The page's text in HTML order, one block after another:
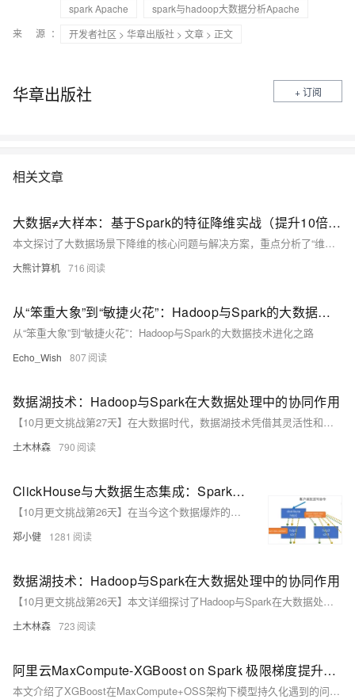
spark Apache
spark与hadoop大数据分析Apache
来 源：
开发者社区 > 华章出版社 > 文章 > 正文
华章出版社 + 订阅
相关文章
大数据≠大样本：基于Spark的特征降维实战（提升10倍训练效率）
本文探讨了大数据场景下降维的核心问题与解决方案，重点分析了“维度灾难”对模型性能的影响及特征冗余的陷阱。通过数学证明与实际案例，揭示高维空间中样本稀疏性问题，并提出基于Spark的分布式降维技术选型与优化策略。文章详细展示了PCA在亿级用户画像中的应用，包括数据准备、核心实现与效果评估，同时深入探讨了协方差矩阵计算与特征值分解的并行优化方法。此外，还介绍了动态维度调整、非线性特征处理及降维与其他AI技术的协同效应，为生产环境提供了最佳实践指南。最终总结出降维的本质与工程实践原则，展望未来发展方向。
大熊计算机 716
从“笨重大象”到“敏捷火花”：Hadoop与Spark的大数据技术进化之路
从“笨重大象”到“敏捷火花”：Hadoop与Spark的大数据技术进化之路
Echo_Wish 807
数据湖技术：Hadoop与Spark在大数据处理中的协同作用
【10月更文挑战第27天】在大数据时代，数据湖技术凭借其灵活性和成本效益成为企业存储和分析大规模异构数据的首选。Hadoop和Spark作为数据湖技术的核心组件，通过HDFS存储数据和Spark进行高效计算，实现了数据处理的优化。本文探讨了Hadoop与Spark的最佳实践，包括数据存储、处理、安全和可视化等方面，展示了它们在实际应用中的协同效应。
土木林森 790
ClickHouse与大数据生态集成：Spark & Flink 实战
【10月更文挑战第26天】在当今这个数据爆炸的时代，能够高效地处理和分析海量数据成为了企业和组织提升竞争力的关键。作为一款高性能的列式数据库系统，ClickHouse 在大数据分析领域展现出了卓越的能力。然而，为了充分利用ClickHouse的优势，将其与现有的大数据处理框架（如Apache Spark和Apache Flink）进行集成变得尤为重要。本文将从我个人的角度出发，探讨如何通过这些技术的结合，实现对大规模数据的实时处理和分析。
郑小健 1281
数据湖技术：Hadoop与Spark在大数据处理中的协同作用
【10月更文挑战第26天】本文详细探讨了Hadoop与Spark在大数据处理中的协同作用，通过具体案例展示了两者的最佳实践。Hadoop的HDFS和MapReduce负责数据存储和预处理，确保高可靠性和容错性；Spark则凭借其高性能和丰富的API，进行深度分析和机器学习，实现高效的批处理和实时处理。
土木林森 723
阿里云MaxCompute-XGBoost on Spark 极限梯度提升算法的分布式训练与模型持久化oss的实现与代码浅析
本文介绍了XGBoost在MaxCompute+OSS架构下模型持久化遇到的问题及其解决方案。首先简要介绍了XGBoost的特点和应用场景，随后详细描述了客户在将XGBoost on Spark任务从HDFS迁移到OSS时遇到的异常情况。通过分析异常堆栈和源代码，发现使用的`nativeBooster.saveModel`方法不支持OSS路径，而使用`write.overwrite().save`方法则能成功保存模型。最后提供了完整的Scala代码示例、Maven配置和提交命令，帮助用户顺利迁移模型存储路径。